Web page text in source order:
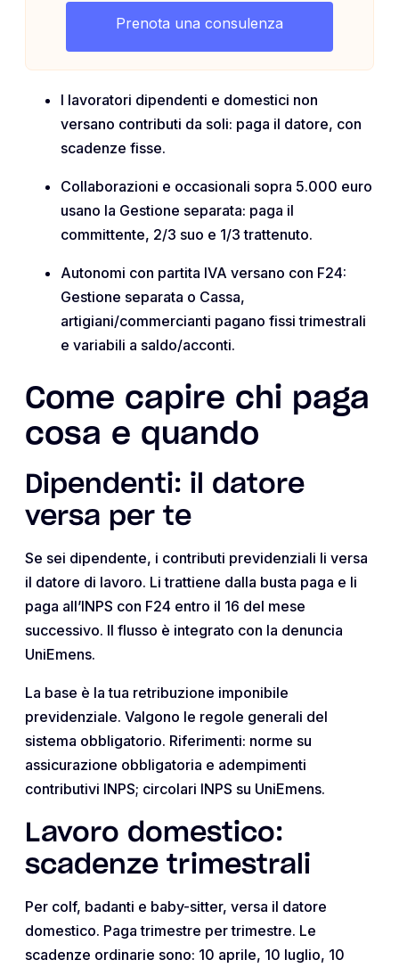
Prenota una consulenza
I lavoratori dipendenti e domestici non
versano contributi da soli: paga il datore, con
scadenze fisse.
Collaborazioni e occasionali sopra 5.000 euro
usano la Gestione separata: paga il
committente, 2/3 suo e 1/3 trattenuto.
Autonomi con partita IVA versano con F24:
Gestione separata o Cassa,
artigiani/commercianti pagano fissi trimestrali
e variabili a saldo/acconti.
Come capire chi paga
cosa e quando
Dipendenti: il datore
versa per te
Se sei dipendente, i contributi previdenziali li versa
il datore di lavoro. Li trattiene dalla busta paga e li
paga all’INPS con F24 entro il 16 del mese
successivo. Il flusso è integrato con la denuncia
UniEmens.
La base è la tua retribuzione imponibile
previdenziale. Valgono le regole generali del
sistema obbligatorio. Riferimenti: norme su
assicurazione obbligatoria e adempimenti
contributivi INPS; circolari INPS su UniEmens.
Lavoro domestico:
scadenze trimestrali
Per colf, badanti e baby-sitter, versa il datore
domestico. Paga trimestre per trimestre. Le
scadenze ordinarie sono: 10 aprile, 10 luglio, 10